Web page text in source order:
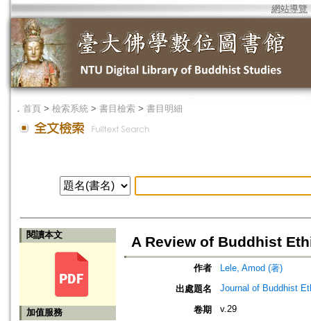
網站導覽
． 首頁 > 檢索系統 > 書目檢索 > 書目明細
閱讀本文
加值服務
A Review of Buddhist
作者
Lele, Amod (著)
出處題名
Journal of Buddhist
卷期 v.29